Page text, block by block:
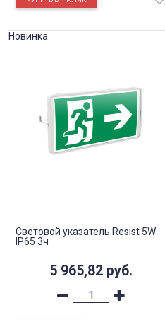
Световой указатель Resist 5W
IP65 3ч
5 965,82 руб.
Новинка